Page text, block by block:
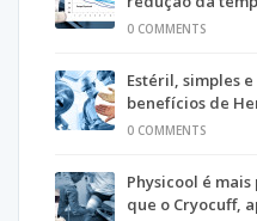
0 COMMENTS
Estéril, simples
benefícios de
0 COMMENTS
Physicool é
que o Cryocuff,